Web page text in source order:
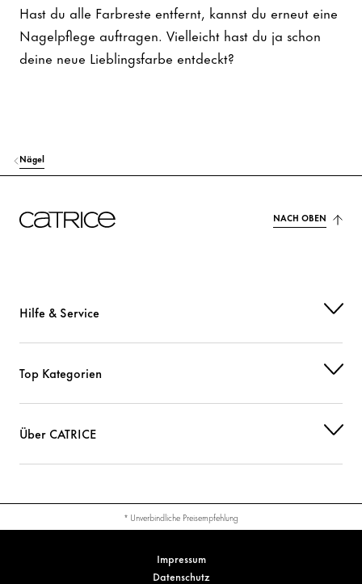
Hast du alle Farbreste entfernt, kannst du erneut eine
Nagelpflege auftragen. Vielleicht hast du ja schon
deine neue Lieblingsfarbe entdeckt?
Nägel
NACH OBEN
Hilfe & Service
Top Kategorien
Über CATRICE
* Unverbindliche Preisempfehlung
Impressum
Datenschutz